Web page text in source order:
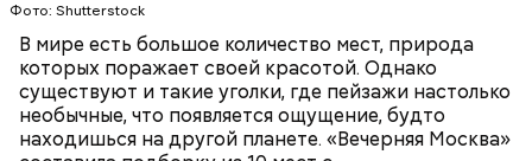
Фото: Shutterstock
В мире есть большое количество мест, природа
которых поражает своей красотой. Однако
существуют и такие уголки, где пейзажи настолько
необычные, что появляется ощущение, будто
находишься на другой планете. «Вечерняя Москва»